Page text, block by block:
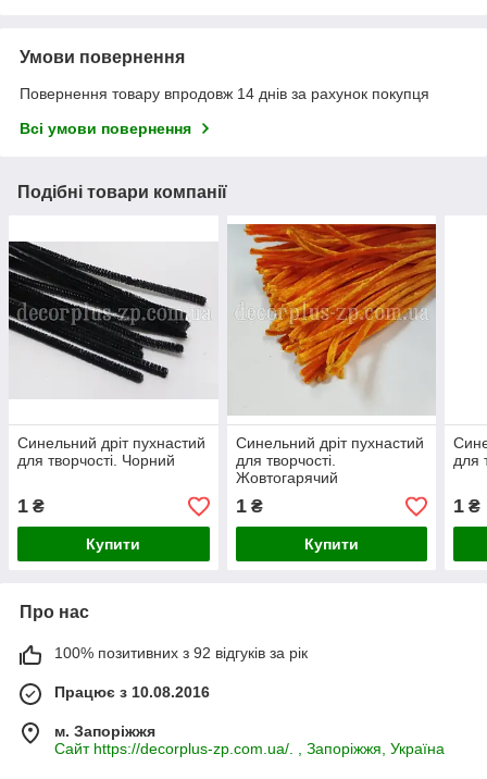
Умови повернення
Повернення товару впродовж 14 днів за рахунок покупця
Всі умови повернення
Подібні товари компанії
Синельний дріт пухнастий
для творчості. Чорний
1 ₴
Купити
Синельний дріт пухнастий
для творчості.
Жовтогарячий
1₴
Купити
для
1 ₴
Про нас
100% позитивних з 92 відгуків за рік
Працює з 10.08.2016
м. Запоріжжя
Сайт https://decorplus-zp.com.ua/. , Запоріжжя, Україна